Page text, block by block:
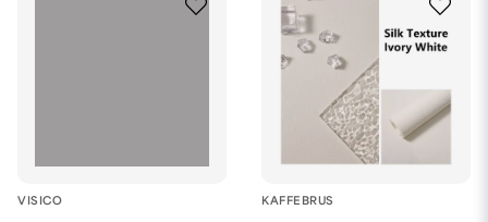
VISICO KAFFEBRUS